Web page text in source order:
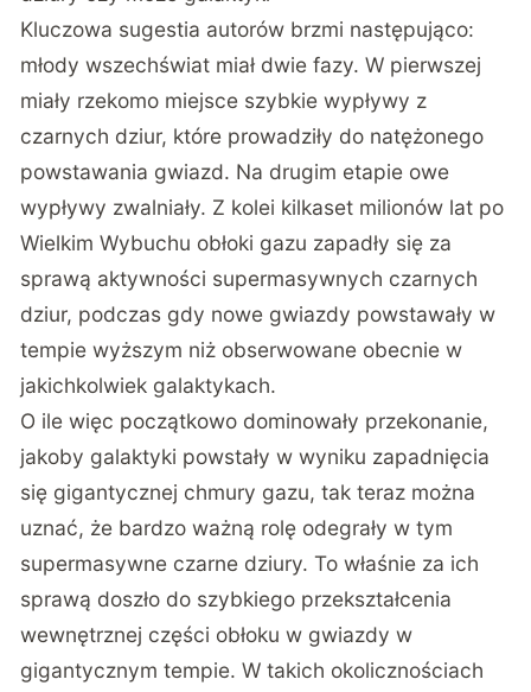
Kluczowa sugestia autorów brzmi następująco:
młody wszechświat miał dwie fazy. W pierwszej
miały rzekomo miejsce szybkie wypływy z
czarnych dziur, które prowadziły do natężonego
powstawania gwiazd. Na drugim etapie owe
wypływy zwalniały. Z kolei kilkaset milionów lat po
Wielkim Wybuchu obłoki gazu zapadły się za
sprawą aktywności supermasywnych czarnych
dziur, podczas gdy nowe gwiazdy powstawały w
tempie wyższym niż obserwowane obecnie w
jakichkolwiek galaktykach.
O ile więc początkowo dominowały przekonanie,
jakoby galaktyki powstały w wyniku zapadnięcia
się gigantycznej chmury gazu, tak teraz można
uznać, że bardzo ważną rolę odegrały w tym
supermasywne czarne dziury. To właśnie za ich
sprawą doszło do szybkiego przekształcenia
wewnętrznej części obłoku w gwiazdy w
gigantycznym tempie. W takich okolicznościach